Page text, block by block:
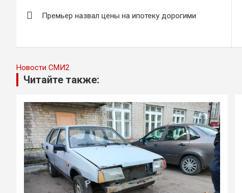
записям
Премьер назвал цены на ипотеку дорогими
Новости СМИ2
Читайте также: